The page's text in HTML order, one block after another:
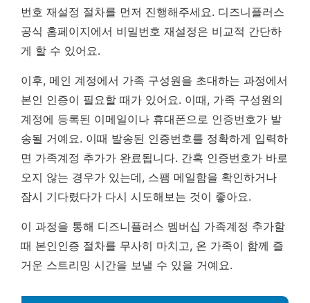
번호 재설정 절차를 먼저 진행해주세요. 디즈니플러스
공식 홈페이지에서 비밀번호 재설정은 비교적 간단하
게 할 수 있어요.
이후, 메인 계정에서 가족 구성원을 초대하는 과정에서
본인 인증이 필요할 때가 있어요. 이때, 가족 구성원의
계정에 등록된 이메일이나 휴대폰으로 인증번호가 발
송될 거예요. 이때 발송된 인증번호를 정확하게 입력하
면 가족계정 추가가 완료됩니다. 간혹 인증번호가 바로
오지 않는 경우가 있는데, 스팸 메일함을 확인하거나
잠시 기다렸다가 다시 시도해보는 것이 좋아요.
이 과정을 통해 디즈니플러스 멤버십 가족계정 추가할
때 본인인증 절차를 무사히 마치고, 온 가족이 함께 즐
거운 스트리밍 시간을 보낼 수 있을 거예요.